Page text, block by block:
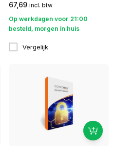
67,69 incl. btw
Op werkdagen voor 21:00
besteld, morgen in huis
Vergelijk